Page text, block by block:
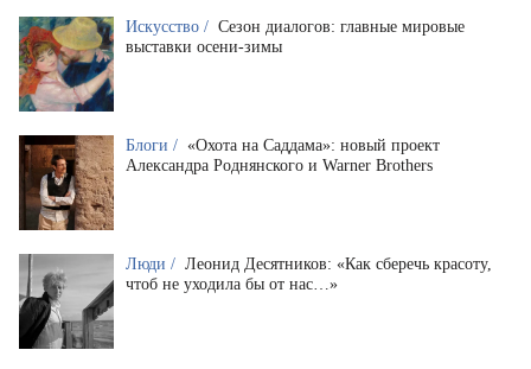
Искусство / Сезон диалогов: главные мировые
выставки осени-зимы
Блоги / «Охота на Саддама»: новый проект
Александра Роднянского и Warner Brothers
Люди / Леонид Десятников: «Как сберечь красоту,
чтоб не уходила бы от нас…»